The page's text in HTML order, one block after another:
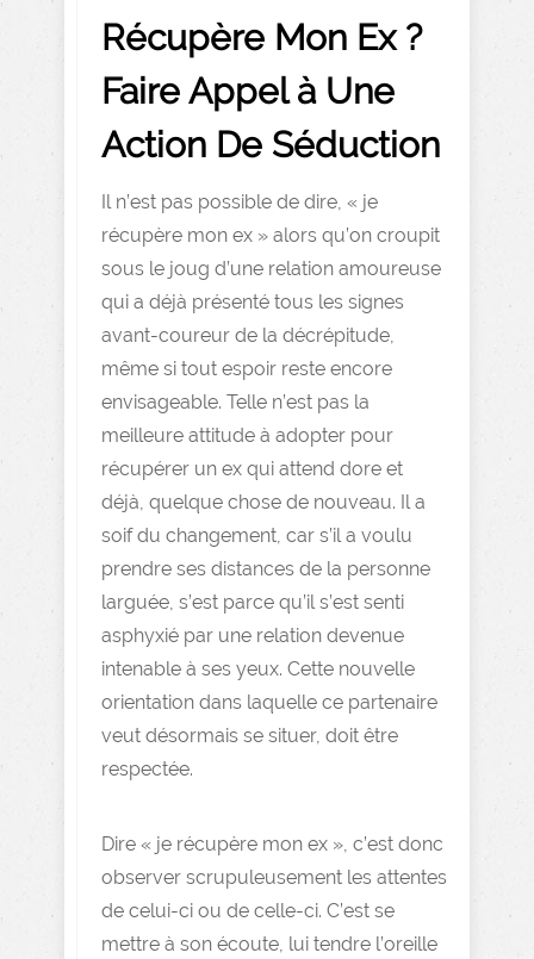
Récupère Mon Ex ?
Faire Appel à Une
Action De Séduction
Il n’est pas possible de dire, « je
récupère mon ex » alors qu’on croupit
sous le joug d’une relation amoureuse
qui a déjà présenté tous les signes
avant-coureur de la décrépitude,
même si tout espoir reste encore
envisageable. Telle n’est pas la
meilleure attitude à adopter pour
récupérer un ex qui attend dore et
déjà, quelque chose de nouveau. Il a
soif du changement, car s’il a voulu
prendre ses distances de la personne
larguée, s’est parce qu’il s’est senti
asphyxié par une relation devenue
intenable à ses yeux. Cette nouvelle
orientation dans laquelle ce partenaire
veut désormais se situer, doit être
respectée.
Dire « je récupère mon ex », c’est donc
observer scrupuleusement les attentes
de celui-ci ou de celle-ci. C’est se
mettre à son écoute, lui tendre l’oreille